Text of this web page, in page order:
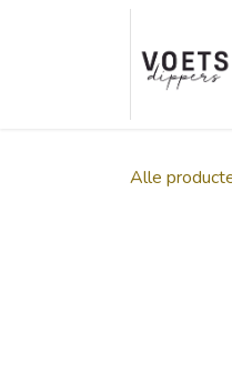
Overslaan naar inhoud
Alle